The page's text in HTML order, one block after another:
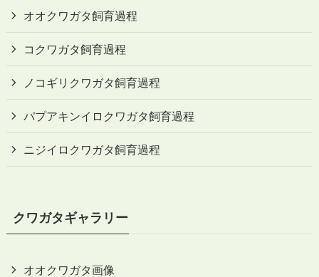
オオクワガタ飼育過程
コクワガタ飼育過程
ノコギリクワガタ飼育過程
パプアキンイロクワガタ飼育過程
ニジイロクワガタ飼育過程
クワガタギャラリー
オオクワガタ画像